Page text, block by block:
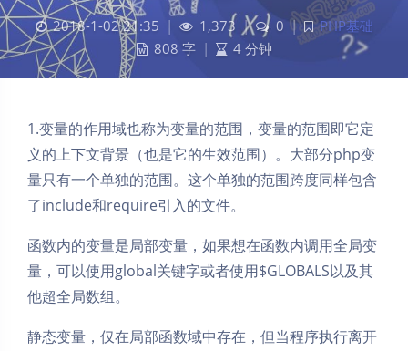
2018-1-02 21:35 1,373 | 0 |
PHP基础
808 字
4 分钟
1.变量的作用域也称为变量的范围，变量的范围即它定
义的上下文背景（也是它的生效范围）。大部分php变
量只有一个单独的范围。这个单独的范围跨度同样包含
了include和require引入的文件。
函数内的变量是局部变量，如果想在函数内调用全局变
量，可以使用global关键字或者使用$GLOBALS以及其
他超全局数组。
静态变量，仅在局部函数域中存在，但当程序执行离开